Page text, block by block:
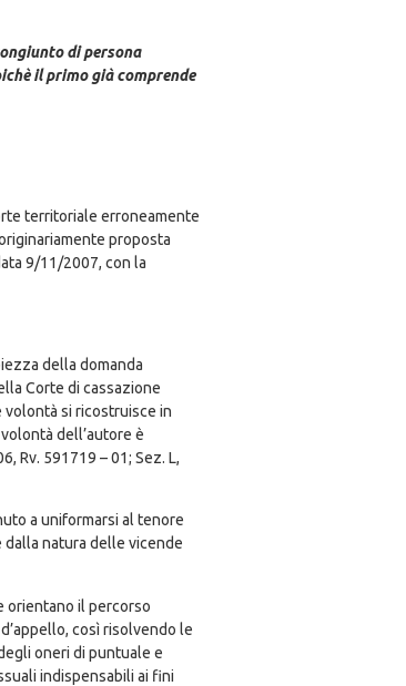
di persona
il primo già comprende
territoriale erroneamente
proposta
9/11/2007, con la
della domanda
Corte di cassazione
si ricostruisce in
dell’autore è
Rv. 591719 – 01; Sez. L,
a uniformarsi al tenore
natura delle vicende
orientano il percorso
così risolvendo le
oneri di puntuale e
indispensabili ai fini